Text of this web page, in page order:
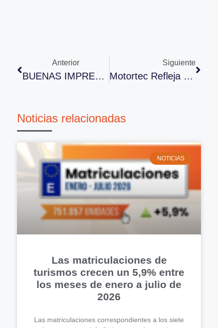
Anterior
BUENAS IMPRESIONES EN MOTORTEC AUTOMECHANIKA MADRID
Siguiente
Motortec Refleja La Recuperación De La Posventa Automoción Con Un 25% Más De Visitantes Y Un 28% Más De Expositores
Noticias relacionadas
NOTICIAS
Las matriculaciones de
turismos crecen un 5,9% entre
los meses de enero a julio de
2026
Las matriculaciones correspondientes a los siete